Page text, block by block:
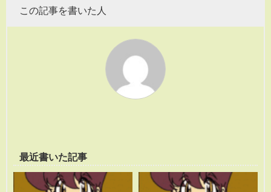
この記事を書いた人
最近書いた記事